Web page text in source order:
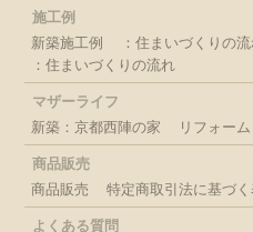
施工例
新築施工例
：住まいづくりの
：住まいづくりの流れ
マザーライフ
新築：京都西陣の家
リフォー
商品販売
商品販売
特定商取引法に基づ
よくある質問